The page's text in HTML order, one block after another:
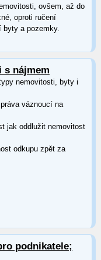
ovšem, až do
oproti ručení
a pozemky.
s nájmem
nemovitosti, byty i
váznoucí na
jak oddlužit nemovitost
odkupu zpět za
podnikatele;